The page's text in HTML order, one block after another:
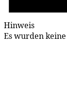
Hinweis
Es wurden